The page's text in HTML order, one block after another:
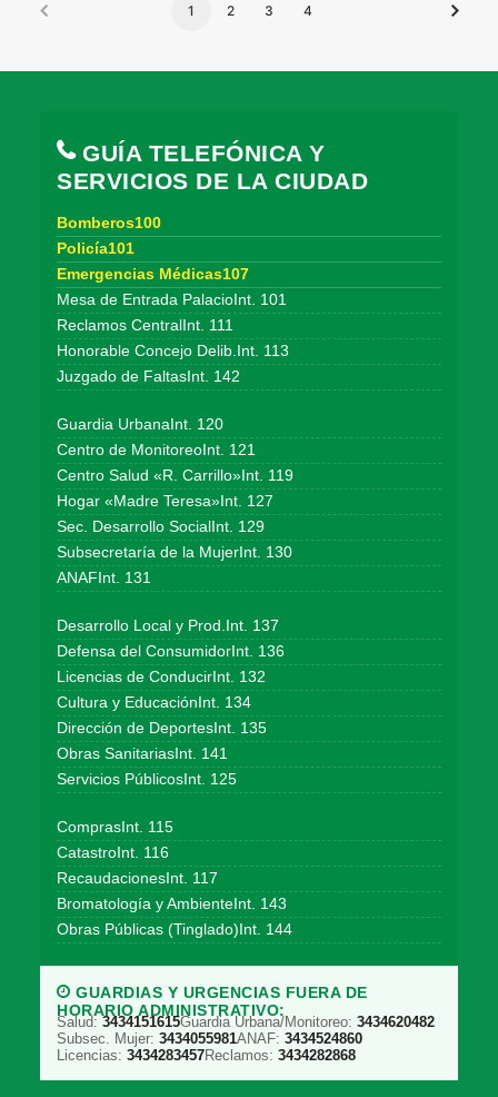
1 2 3 4
GUÍA TELEFÓNICA Y
SERVICIOS DE LA CIUDAD
Bomberos100
Policía101
Emergencias Médicas107
Mesa de Entrada PalacioInt. 101
Reclamos CentralInt. 111
Honorable Concejo Delib.Int. 113
Juzgado de FaltasInt. 142
Guardia UrbanaInt. 120
Centro de MonitoreoInt. 121
Centro Salud «R. Carrillo»Int. 119
Hogar «Madre Teresa»Int. 127
Sec. Desarrollo SocialInt. 129
Subsecretaría de la MujerInt. 130
ANAFInt. 131
Desarrollo Local y Prod.Int. 137
Defensa del ConsumidorInt. 136
Licencias de ConducirInt. 132
Cultura y EducaciónInt. 134
Dirección de DeportesInt. 135
Obras SanitariasInt. 141
Servicios PúblicosInt. 125
ComprasInt. 115
CatastroInt. 116
RecaudacionesInt. 117
Bromatología y AmbienteInt. 143
Obras Públicas (Tinglado)Int. 144
GUARDIAS Y URGENCIAS FUERA DE
HORARIO ADMINISTRATIVO:
Salud: 3434151615Guardia Urbana/Monitoreo: 3434620482
Subsec. Mujer: 3434055981ANAF: 3434524860
Licencias: 3434283457Reclamos: 3434282868